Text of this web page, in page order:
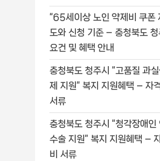
“65세이상 노인 약제비 쿠폰
도와 신청 기준 – 충청북도
요건 및 혜택 안내
충청북도 청주시 “고품질 과
제 지원” 복지 지원혜택 – 자
서류
충청북도 청주시 “청각장애인
수술 지원” 복지 지원혜택 –
비 서류